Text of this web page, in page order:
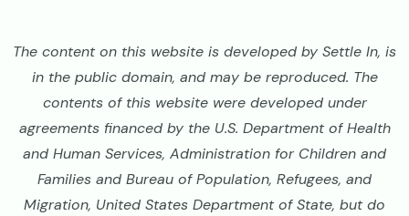
The content on this website is developed by Settle In, is
in the public domain, and may be reproduced. The
contents of this website were developed under
agreements financed by the U.S. Department of Health
and Human Services, Administration for Children and
Families and Bureau of Population, Refugees, and
Migration, United States Department of State, but do